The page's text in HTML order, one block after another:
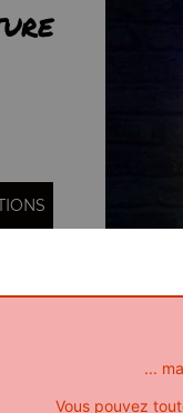
...
Vous pouvez